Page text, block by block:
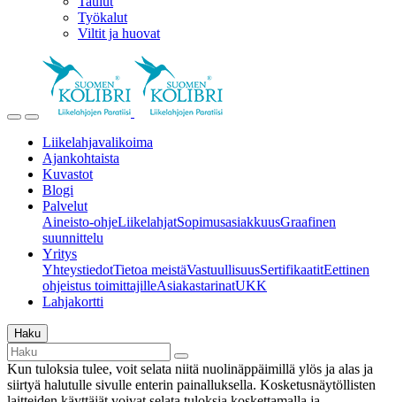
Työkalut
Viltit ja huovat
Liikelahjavalikoima
Ajankohtaista
Kuvastot
Blogi
Palvelut
Aineisto-ohjeLiikelahjatSopimusasiakkuusGraafinen
suunnittelu
Yritys
YhteystiedotTietoa meistäVastuullisuusSertifikaatitEettinen
ohjeistus toimittajilleAsiakastarinatUKK
Lahjakortti
Haku
Kun tuloksia tulee, voit selata niitä nuolinäppäimillä ylös ja alas ja
siirtyä halutulle sivulle enterin painalluksella. Kosketusnäytöllisten